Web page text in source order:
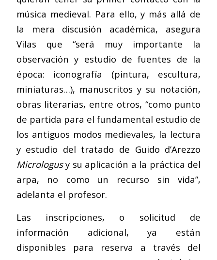
música medieval. Para ello, y más allá de
la mera discusión académica, asegura
Vilas que “será muy importante la
observación y estudio de fuentes de la
época: iconografía (pintura, escultura,
miniaturas…), manuscritos y su notación,
obras literarias, entre otros, “como punto
de partida para el fundamental estudio de
los antiguos modos medievales, la lectura
y estudio del tratado de Guido d’Arezzo
Micrologusy su aplicación a la práctica del
arpa, no como un recurso sin vida”,
adelanta el profesor.
Las inscripciones, o solicitud de
información adicional, ya están
disponibles para reserva a través del